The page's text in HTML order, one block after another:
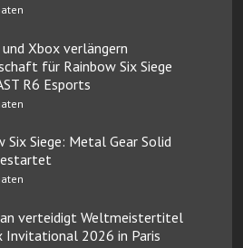
Xbox verlängern
für Rainbow Six Siege
R6 Esports
Six Siege: Metal Gear Solid
verteidigt Weltmeistertitel
Invitational 2026 in Paris